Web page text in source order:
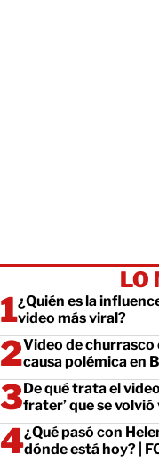
LO
¿Quién es la
video más viral?
Video de churrasco
causa polémica en
De qué trata el
frater’ que se
¿Qué pasó con
dónde está hoy? |